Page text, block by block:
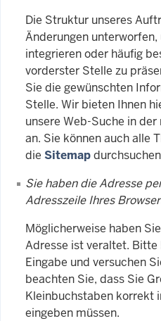
Die Struktur unseres
Änderungen
integrieren oder häufig
vorderster Stelle zu
Sie die gewünschten
Stelle. Wir bieten Ihnen
unsere Web-Suche in
an. Sie können auch alle
die Sitemap
Sie haben die Adresse
Adresszeile Ihres
Möglicherweise haben
Adresse ist veraltet.
Eingabe und versuchen
beachten Sie, dass Sie
Kleinbuchstaben korrekt
eingeben müssen.